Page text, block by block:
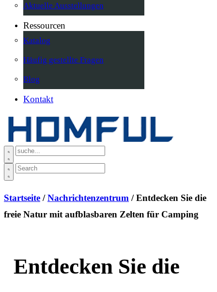
Aktuelle Ausstellungen
Ressourcen
Katalog
Häufig gestellte Fragen
Blog
Kontakt
Startseite /Nachrichtenzentrum / Entdecken Sie die
freie Natur mit aufblasbaren Zelten für Camping
Entdecken Sie die